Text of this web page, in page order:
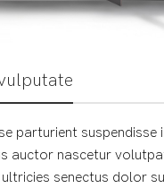
parturient suspendisse
auctor nascetur
senectus dolor